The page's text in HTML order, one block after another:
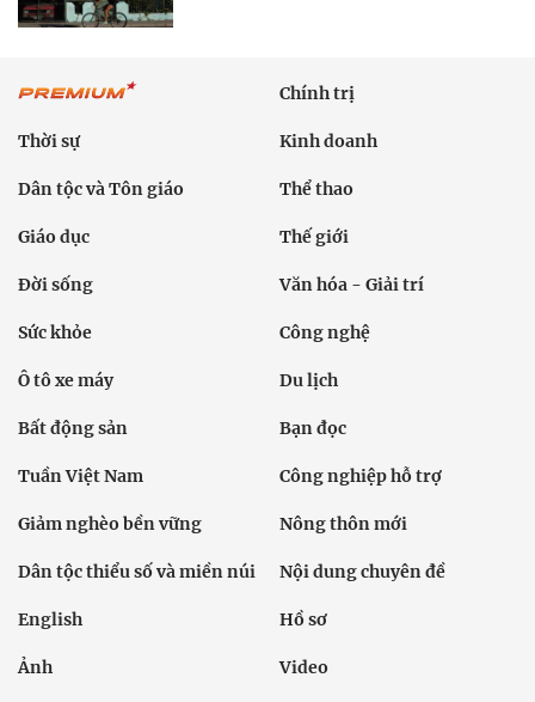
Chính trị
Thời sự Kinh doanh
Dân tộc và Tôn giáo Thể thao
Giáo dục Thế giới
Đời sống Văn hóa - Giải trí
Sức khỏe Công nghệ
Ô tô xe máy Du lịch
Bất động sản Bạn đọc
Tuần Việt Nam Công nghiệp hỗ trợ
Giảm nghèo bền vững Nông thôn mới
Dân tộc thiểu số và miền núi Nội dung chuyên đề
English Hồ sơ
Ảnh Video